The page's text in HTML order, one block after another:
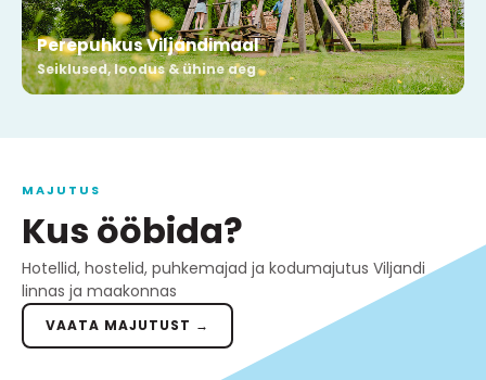
Perepuhkus Viljandimaal
Seiklused, loodus & ühine aeg
MAJUTUS
Kus ööbida?
Hotellid, hostelid, puhkemajad ja kodumajutus Viljandi
linnas ja maakonnas
VAATA MAJUTUST →